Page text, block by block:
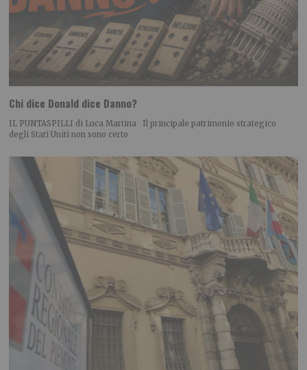
Chi dice Donald dice Danno?
IL PUNTASPILLI di Luca Martina Il principale patrimonio strategico
degli Stati Uniti non sono certo